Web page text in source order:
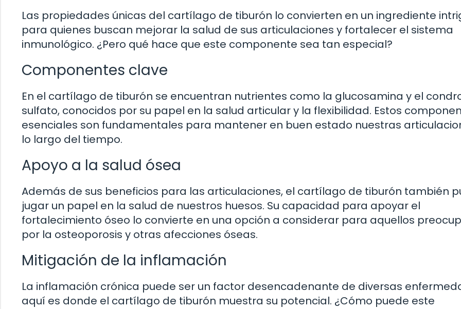
Las propiedades únicas del cartílago de tiburón lo convierten en un ingrediente
para quienes buscan mejorar la salud de sus articulaciones y fortalecer el sistema
inmunológico. ¿Pero qué hace que este componente sea tan especial?
Componentes clave
En el cartílago de tiburón se encuentran nutrientes como la glucosamina y el
sulfato, conocidos por su papel en la salud articular y la flexibilidad. Estos
esenciales son fundamentales para mantener en buen estado nuestras
lo largo del tiempo.
Apoyo a la salud ósea
Además de sus beneficios para las articulaciones, el cartílago de tiburón también
jugar un papel en la salud de nuestros huesos. Su capacidad para apoyar el
fortalecimiento óseo lo convierte en una opción a considerar para aquellos
por la osteoporosis y otras afecciones óseas.
Mitigación de la inflamación
La inflamación crónica puede ser un factor desencadenante de diversas
aquí es donde el cartílago de tiburón muestra su potencial. ¿Cómo puede este